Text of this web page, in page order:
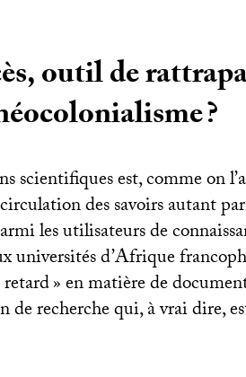
outil de
?
scientifiques est, comme on
des savoirs autant
les utilisateurs de
universités d’Afrique
retard» en matière de
de recherche qui, à vrai dire,